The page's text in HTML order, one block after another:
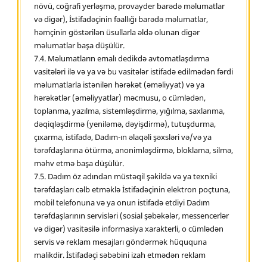
növü, coğrafi yerləşmə, provayder barədə məlumatlar
və digər), İstifadəçinin fəallığı barədə məlumatlar,
həmçinin göstərilən üsullarla əldə olunan digər
məlumatlar başa düşülür.
7.4. Məlumatların emalı dedikdə avtomatlaşdırma
vasitələri ilə və ya və bu vasitələr istifadə edilmədən fərdi
məlumatlarla istənilən hərəkət (əməliyyat) və ya
hərəkətlər (əməliyyatlar) məcmusu, o cümlədən,
toplanma, yazılma, sistemləşdirmə, yığılma, saxlanma,
dəqiqləşdirmə (yeniləmə, dəyişdirmə), tutuşdurma,
çıxarma, istifadə, Dadım-ın əlaqəli şəxsləri və/və ya
tərəfdaşlarına ötürmə, anonimləşdirmə, bloklama, silmə,
məhv etmə başa düşülür.
7.5. Dadım öz adından müstəqil şəkildə və ya texniki
tərəfdaşları cəlb etməklə İstifadəçinin elektron poçtuna,
mobil telefonuna və ya onun istifadə etdiyi Dadım
tərəfdaşlarının servisləri (sosial şəbəkələr, messencerlər
və digər) vasitəsilə informasiya xarakterli, o cümlədən
servis və reklam mesajları göndərmək hüququna
malikdir. İstifadəçi səbəbini izah etmədən reklam